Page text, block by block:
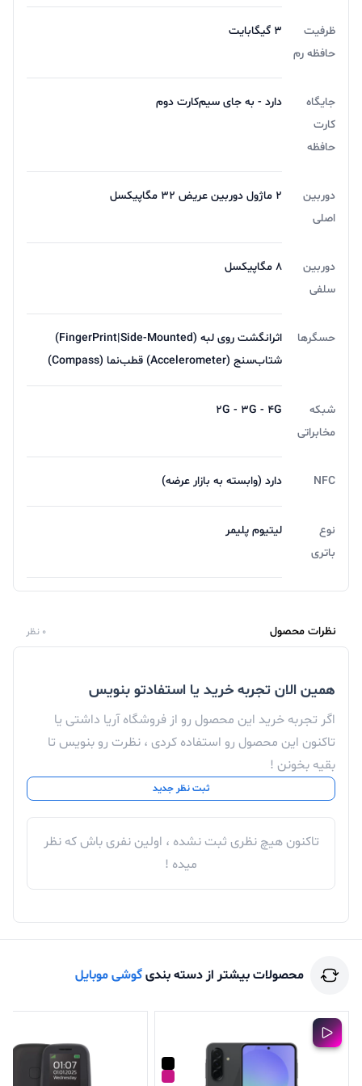
ظرفیت
حافظه رم
3 گیگابایت
جایگاه
کارت
حافظه
دارد - به جای سیم‌کارت دوم
دوربین
اصلی
۲ ماژول دوربین عریض ۳۲ مگاپیکسل
دوربین
سلفی
۸ مگاپیکسل
حسگرها
اثرانگشت روی لبه (FingerPrint|Side-Mounted)
شتاب‌سنج (Accelerometer) قطب‌نما (Compass)
شبکه
مخابراتی
2G - 3G - 4G
NFC دارد (وابسته به بازار عرضه)
نوع
باتری
لیتیوم پلیمر
نظرات محصول 0 نظر
همین الان تجربه خرید یا استفادتو بنویس
اگر تجربه خرید این محصول رو از فروشگاه آریا داشتی یا
تاکنون این محصول رو استفاده کردی ، نظرت رو بنویس تا
بقیه بخونن !
ثبت نظر جدید
تاکنون هیچ نظری ثبت نشده ، اولین نفری باش که نظر
میده !
محصولات بیشتر از دسته بندیگوشی موبایل